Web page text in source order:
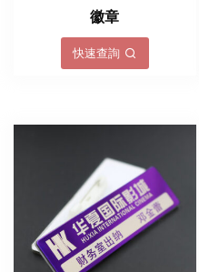
徽章
快速查詢